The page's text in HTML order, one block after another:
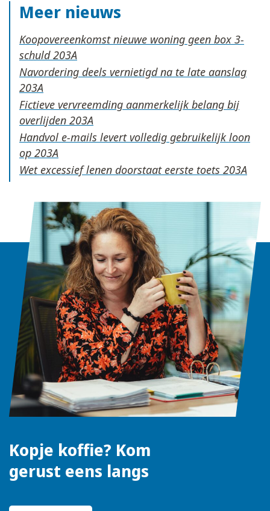
Meer nieuws
Koopovereenkomst nieuwe woning geen box 3-
schuld
Navordering deels vernietigd na te late aanslag
Fictieve vervreemding aanmerkelijk belang bij
overlijden
Handvol e-mails levert volledig gebruikelijk loon
op
Wet excessief lenen doorstaat eerste toets
Kopje koffie? Kom
gerust eens langs